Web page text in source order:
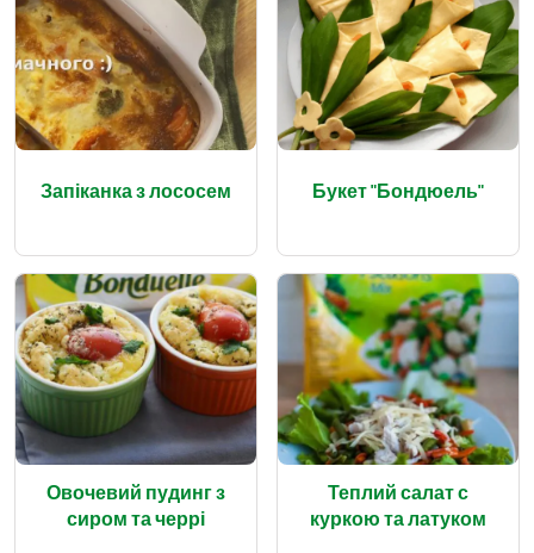
Запіканка з лососем Букет "Бондюель"
Овочевий пудинг з
сиром та черрі
Теплий салат с
куркою та латуком